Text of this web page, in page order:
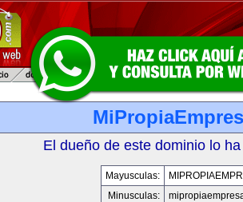
El dueño de este dominio lo
Mayusculas:
Minusculas: